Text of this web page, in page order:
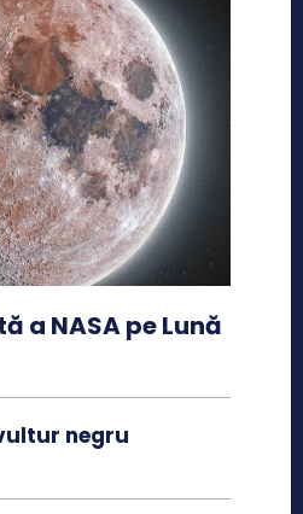
a NASA pe Lună
negru